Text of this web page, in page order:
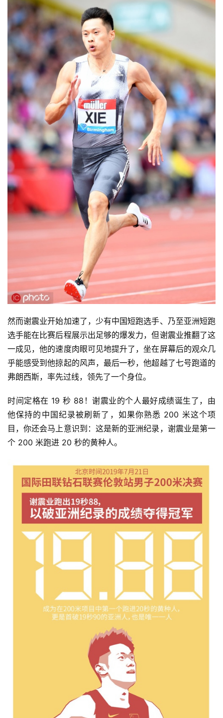
然而谢震业开始加速了，少有中国短跑选手、乃至亚洲短跑
选手能在比赛后程展示出足够的爆发力，但谢震业推翻了这
一成见，他的速度肉眼可见地提升了，坐在屏幕后的观众几
乎能感受到他掠起的风声，最后一秒，他超越了七号跑道的
弗朗西斯，率先过线，领先了一个身位。
时间定格在 19 秒 88！谢震业的个人最好成绩诞生了，由
他保持的中国纪录被刷新了，如果你熟悉 200 米这个项
目，你还会马上意识到：这是新的亚洲纪录，谢震业是第一
个 200 米跑进 20 秒的黄种人。